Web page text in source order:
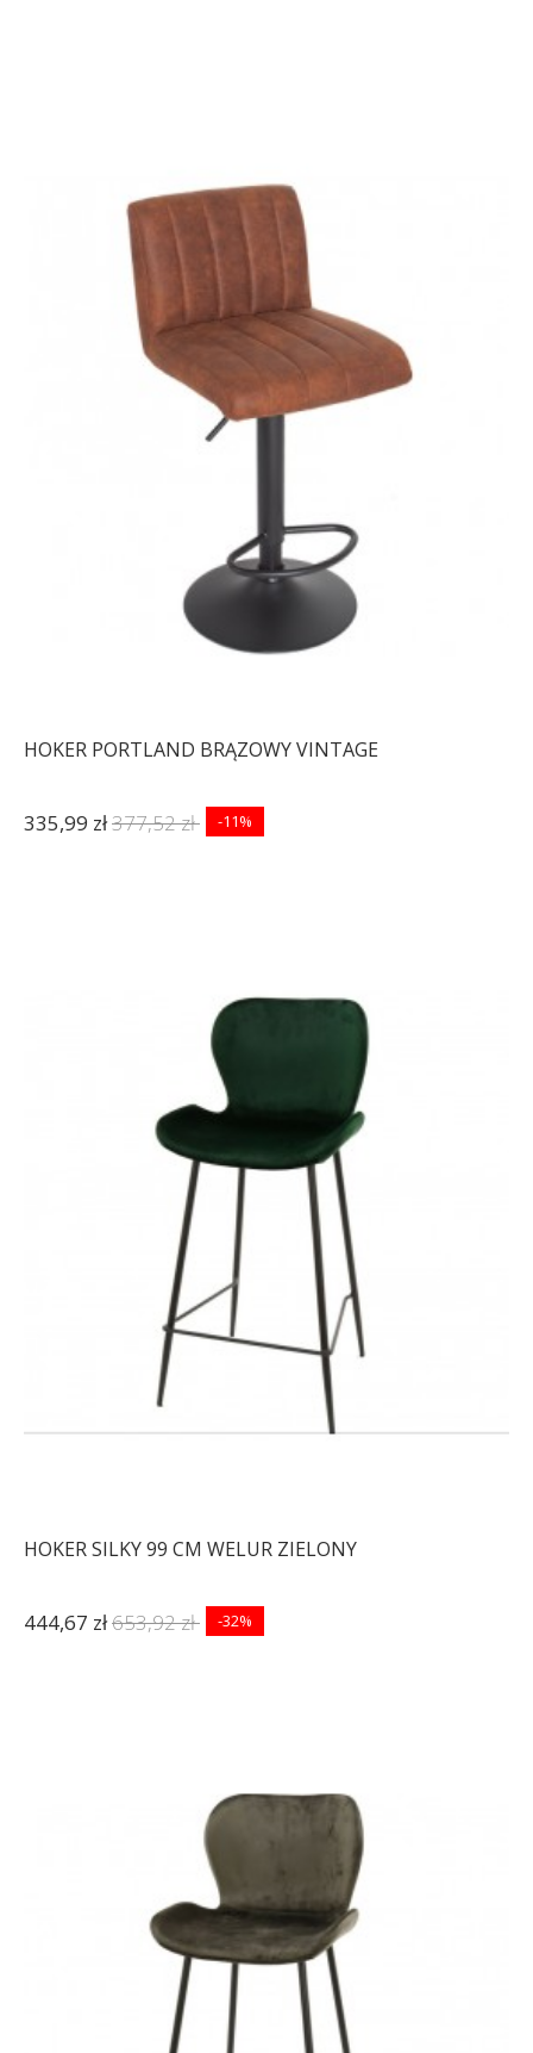
KRZESŁO MODENA
KRZESŁO MODENA
TAUPE
HOKER PORTLAND BRĄZOWY VINTAGE
335,99 zł377,52 zł -11%
HOKER SILKY 99 CM WELUR ZIELONY
444,67 zł653,92 zł -32%